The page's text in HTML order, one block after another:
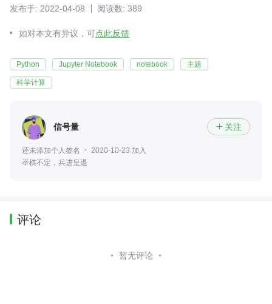
发布于: 2022-04-08 阅读数: 389
如对本文有异议，可点此反馈
Python Jupyter Notebook notebook 主题
科学计算
信号量  关注
还未添加个人签名
2020-10-23 加入
举棋不定，兵进皇退
评论
暂无评论